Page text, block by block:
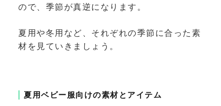
ので、季節が真逆になります。
夏用や冬用など、それぞれの季節に合った素
材を見ていきましょう。
夏用ベビー服向けの素材とアイテム